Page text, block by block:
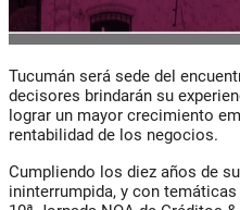
Tucumán será sede del
decisores brindarán su
lograr un mayor crecimiento
rentabilidad de los negocios.
Cumpliendo los diez años de
ininterrumpida, y con